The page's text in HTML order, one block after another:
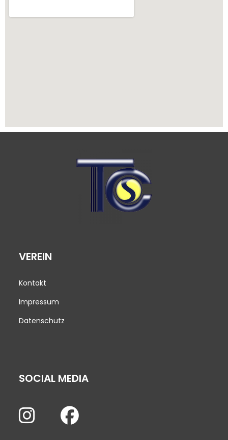
VEREIN
Kontakt
Impressum
Datenschutz
SOCIAL MEDIA